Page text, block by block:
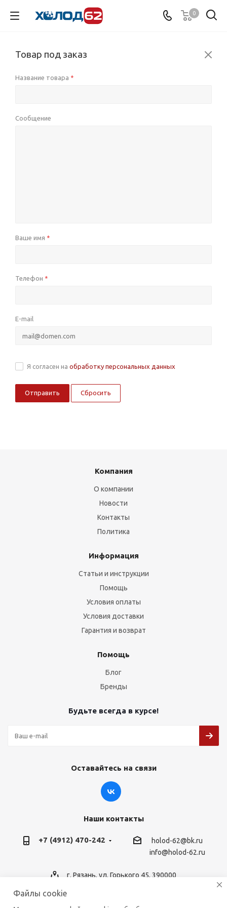
0
Товар под заказ
Название товара *
Сообщение
Ваше имя *
Телефон *
E-mail
Я согласен на обработку персональных данных
Сбросить
Компания
О компании
Новости
Контакты
Политика
Информация
Статьи и инструкции
Помощь
Условия оплаты
Условия доставки
Гарантия и возврат
Помощь
Блог
Бренды
Будьте всегда в курсе!
Оставайтесь на связи
Наши контакты
+7 (4912) 470-242
holod-62@bk.ru
info@holod-62.ru
г. Рязань, ул. Горького 45, 390000
Файлы cookie